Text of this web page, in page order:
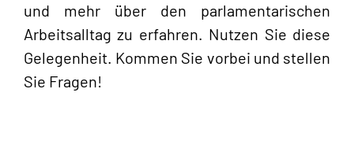
und mehr über den parlamentarischen
Arbeitsalltag zu erfahren. Nutzen Sie diese
Gelegenheit. Kommen Sie vorbei und stellen
Sie Fragen!